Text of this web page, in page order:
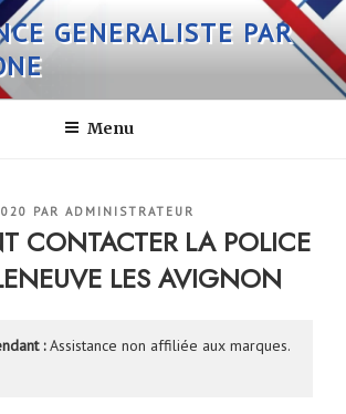
GENERALISTE PAR
Menu
PAR ADMINISTRATEUR
CONTACTER LA POLICE
LES AVIGNON
:Assistance non affiliée aux marques.